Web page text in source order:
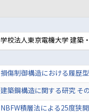
学校法人東京電機大学 建築
損傷制御構造における履歴
建築鋼構造に関する研究 そ
NBFW積層法による25度狭